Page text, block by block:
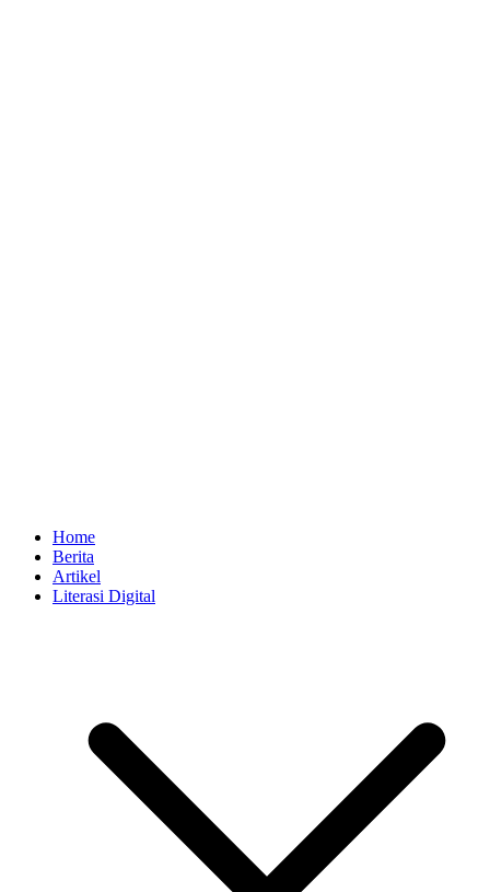
Home
Berita
Artikel
Literasi Digital